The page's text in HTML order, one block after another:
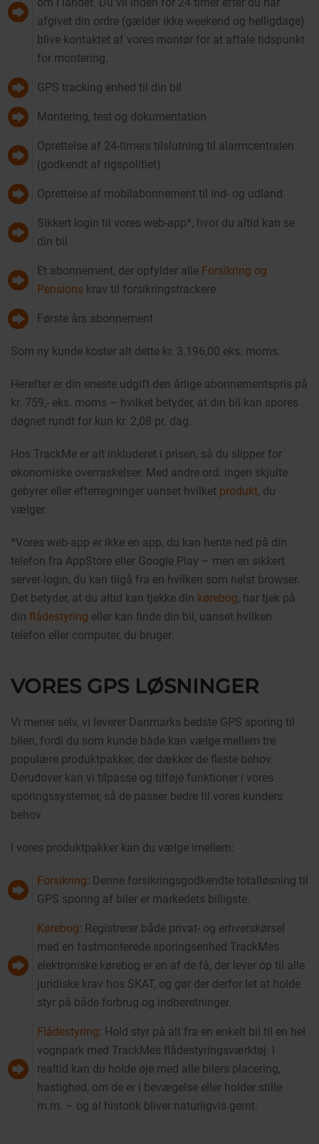
afgivet din ordre (gælder ikke weekend og helligdage)
blive kontaktet af vores montør for at aftale tidspunkt
for montering.
GPS tracking enhed til din bil
Montering, test og dokumentation
Oprettelse af 24-timers tilslutning til alarmcentralen
(godkendt af rigspolitiet)
Oprettelse af mobilabonnement til ind- og udland
Sikkert login til vores web-app*, hvor du altid kan se
din bil
Et abonnement, der opfylder alle Forsikring og
Pensions krav til forsikringstrackere
Første års abonnement
Som ny kunde koster alt dette kr. 3.196,00 eks. moms.
Herefter er din eneste udgift den årlige abonnementspris på
kr. 759,- eks. moms – hvilket betyder, at din bil kan spores
døgnet rundt for kun kr. 2,08 pr. dag.
Hos TrackMe er alt inkluderet i prisen, så du slipper for
økonomiske overraskelser. Med andre ord: ingen skjulte
gebyrer eller efterregninger uanset hvilket produkt, du
vælger.
*Vores web-app er ikke en app, du kan hente ned på din
telefon fra AppStore eller Google Play – men en sikkert
server-login, du kan tilgå fra en hvilken som helst browser.
Det betyder, at du altid kan tjekke din kørebog, har tjek på
din flådestyring eller kan finde din bil, uanset hvilken
telefon eller computer, du bruger.
VORES GPS LØSNINGER
Vi mener selv, vi leverer Danmarks bedste GPS sporing til
bilen, fordi du som kunde både kan vælge mellem tre
populære produktpakker, der dækker de fleste behov.
Derudover kan vi tilpasse og tilføje funktioner i vores
sporingssystemer, så de passer bedre til vores kunders
behov.
I vores produktpakker kan du vælge imellem:
Forsikring: Denne forsikringsgodkendte totalløsning til
GPS sporing af biler er markedets billigste.
Kørebog: Registrerer både privat- og erhverskørsel
med en fastmonterede sporingsenhed TrackMes
elektroniske kørebog er en af de få, der lever op til alle
juridiske krav hos SKAT, og gør der derfor let at holde
styr på både forbrug og indberetninger.
Flådestyring: Hold styr på alt fra en enkelt bil til en hel
vognpark med TrackMes flådestyringsværktøj. I
realtid kan du holde øje med alle bilers placering,
hastighed, om de er i bevægelse eller holder stille
m.m. – og al historik bliver naturligvis gemt.